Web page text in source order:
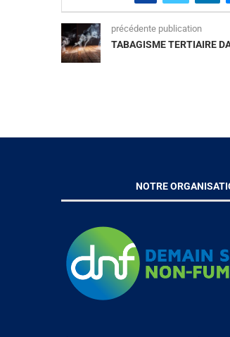
précédente publication
TABAGISME TERTIAIRE
NOTRE